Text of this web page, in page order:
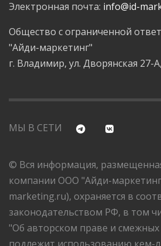
Электронная почта: info@id-
Общество с ограниченной
"Айди-маркетинг"
г. Владимир, ул. Дворянская 27-
МЫ В СЕТИ
© Вся информация,
компании ООО "Айди-
marketing.ru), охраняется в
законодательством РФ, в том
"Об авторском праве и смежных